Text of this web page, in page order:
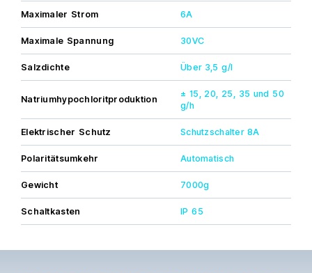
die eine einfache Installation ermöglichen (zwei
Generatoren parallel für die Versionen 160 und 200).
Electroist in fünf Versionen für Becken bis zu 200 m³
erhältlich.
Er bietet eine Garantie von 2 Jahren oder 7.500
Betriebsstunden, gültig nur bei Installation und
Erstinbetriebnahme durch einen autorisierten Fachmann.
Maximaler Strom 6A
Maximale Spannung 30VC
Salzdichte Über 3,5 g/l
Natriumhypochloritproduktion
± 15, 20, 25, 35 und 50
g/h
Elektrischer Schutz Schutzschalter 8A
Polaritätsumkehr Automatisch
Gewicht 7000g
Schaltkasten IP 65